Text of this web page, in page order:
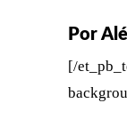
Por
[/